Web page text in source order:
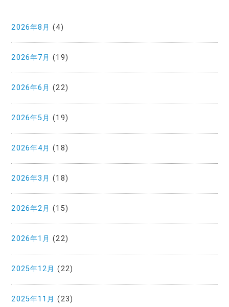
2026年8月 (4)
2026年7月 (19)
2026年6月 (22)
2026年5月 (19)
2026年4月 (18)
2026年3月 (18)
2026年2月 (15)
2026年1月 (22)
2025年12月 (22)
2025年11月 (23)